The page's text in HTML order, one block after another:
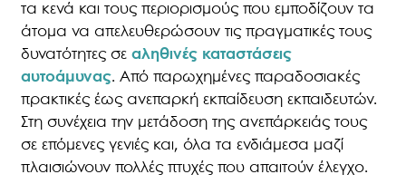
τα κενά και τους περιορισμούς που εμποδίζουν τα
άτομα να απελευθερώσουν τις πραγματικές τους
δυνατότητες σεαληθινές καταστάσεις
αυτοάμυνας. Από παρωχημένες παραδοσιακές
πρακτικές έως ανεπαρκή εκπαίδευση εκπαιδευτών.
Στη συνέχεια την μετάδοση της ανεπάρκειάς τους
σε επόμενες γενιές και, όλα τα ενδιάμεσα μαζί
πλαισιώνουν πολλές πτυχές που απαιτούν έλεγχο.